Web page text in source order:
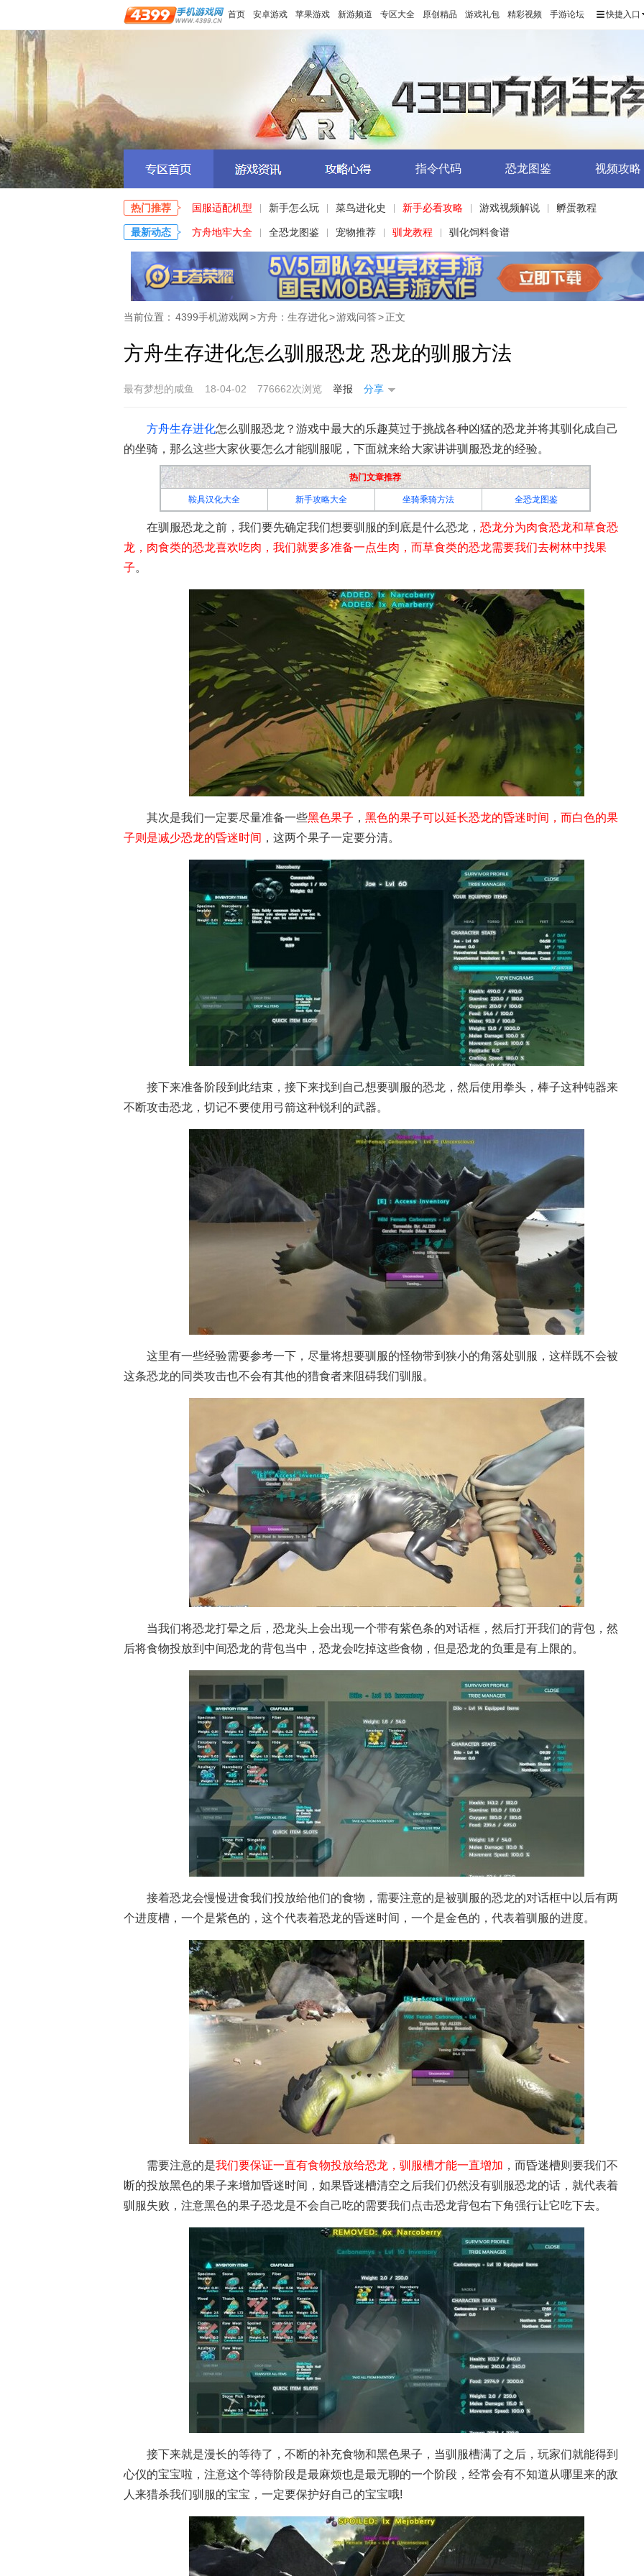
首页 安卓游戏 苹果游戏 新游频道 专区大全 原创精品 游戏礼包 精彩视频 手游论坛 快捷入口
方舟生存进化
方舟生存进化 方舟生存进化游
戏资讯
方舟生存进化攻
略心得
指令代码 恐龙图鉴 视频攻略
热门推荐 国服适配机型 新手怎么玩 菜鸟进化史 新手必看攻略 游戏视频解说 孵蛋教程
最新动态 方舟地牢大全 全恐龙图鉴 宠物推荐 驯龙教程 驯化饲料食谱
当前位置： 4399手机游戏网>方舟：生存进化>游戏问答>正文
方舟生存进化怎么驯服恐龙 恐龙的驯服方法
最有梦想的咸鱼 18-04-02 776662次浏览 举报 分享
方舟生存进化怎么驯服恐龙？游戏中最大的乐趣莫过于挑战各种凶猛的恐龙并将其驯化成自己
的坐骑，那么这些大家伙要怎么才能驯服呢，下面就来给大家讲讲驯服恐龙的经验。
热门文章推荐
鞍具汉化大全 新手攻略大全 坐骑乘骑方法 全恐龙图鉴
在驯服恐龙之前，我们要先确定我们想要驯服的到底是什么恐龙， 恐龙分为肉食恐龙和草食恐
龙，肉食类的恐龙喜欢吃肉，我们就要多准备一点生肉，而草食类的恐龙需要我们去树林中找果
子。
其次是我们一定要尽量准备一些黑色果子 ， 黑色的果子可以延长恐龙的昏迷时间，而白色的果
子则是减少恐龙的昏迷时间 ，这两个果子一定要分清。
接下来准备阶段到此结束，接下来找到自己想要驯服的恐龙，然后使用拳头，棒子这种钝器来
不断攻击恐龙，切记不要使用弓箭这种锐利的武器。
这里有一些经验需要参考一下，尽量将想要驯服的怪物带到狭小的角落处驯服，这样既不会被
这条恐龙的同类攻击也不会有其他的猎食者来阻碍我们驯服。
当我们将恐龙打晕之后，恐龙头上会出现一个带有紫色条的对话框，然后打开我们的背包，然
后将食物投放到中间恐龙的背包当中，恐龙会吃掉这些食物，但是恐龙的负重是有上限的。
接着恐龙会慢慢进食我们投放给他们的食物，需要注意的是被驯服的恐龙的对话框中以后有两
个进度槽，一个是紫色的，这个代表着恐龙的昏迷时间，一个是金色的，代表着驯服的进度。
需要注意的是我们要保证一直有食物投放给恐龙，驯服槽才能一直增加 ，而昏迷槽则要我们不
断的投放黑色的果子来增加昏迷时间，如果昏迷槽清空之后我们仍然没有驯服恐龙的话，就代表着
驯服失败，注意黑色的果子恐龙是不会自己吃的需要我们点击恐龙背包右下角强行让它吃下去。
接下来就是漫长的等待了，不断的补充食物和黑色果子，当驯服槽满了之后，玩家们就能得到
心仪的宝宝啦，注意这个等待阶段是最麻烦也是最无聊的一个阶段，经常会有不知道从哪里来的敌
人来猎杀我们驯服的宝宝，一定要保护好自己的宝宝哦!